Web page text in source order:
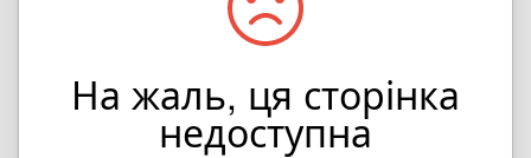
На жаль, ця сторінка
недоступна